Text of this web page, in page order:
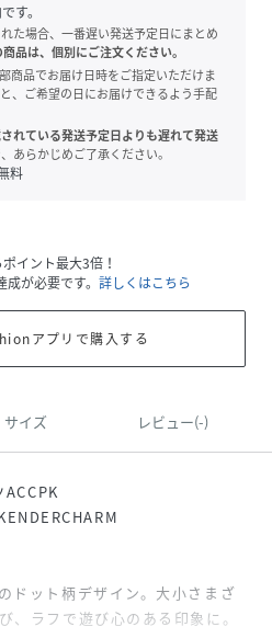
す。
た場合、一番遅い発送予定日にまとめ
品は、個別にご注文ください。
品でお届け日時をご指定いただけま
、ご希望の日にお届けできるよう手配
れている発送予定日よりも遅れて発送
あらかじめご了承ください。
料
イント最大3倍！
が必要です。 詳しくはこちら
アプリで購入する
サイズ レビュー(-)
ACCPK
ドット柄デザイン。大小さまざ
、ラフで遊び心のある印象に。